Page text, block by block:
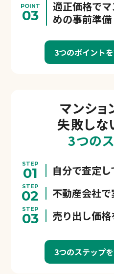
POINT
03
適正価格で
めの事前準備
3つのポイント
マンショ
失敗しな
3つの
STEP
01 自分で査定
STEP
02 不動産会社
STEP
03 売り出し価格
3つのステップ